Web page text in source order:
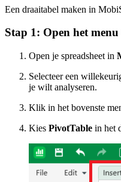
Een draaitabel maken in
Stap 1: Open het
Open je spreadsheet in
Selecteer een
je wilt analyseren.
Klik in het bovenste
Kies PivotTable in het